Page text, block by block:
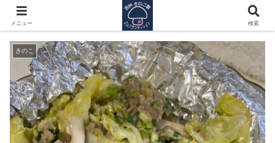
きのこ隊員の『変わり身の術』成功
きのこ
メニュー 検索